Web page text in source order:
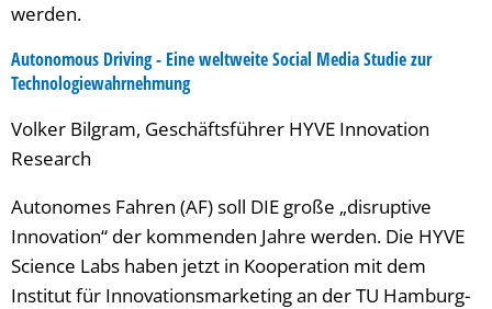
werden.
Autonomous Driving - Eine weltweite Social Media Studie zur
Technologiewahrnehmung
Volker Bilgram, Geschäftsführer HYVE Innovation
Research
Autonomes Fahren (AF) soll DIE große „disruptive
Innovation“ der kommenden Jahre werden. Die HYVE
Science Labs haben jetzt in Kooperation mit dem
Institut für Innovationsmarketing an der TU Hamburg-